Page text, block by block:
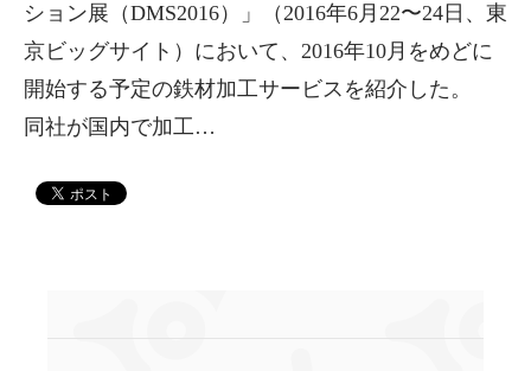
ション展（DMS2016）」（2016年6月22〜24日、東
京ビッグサイト）において、2016年10月をめどに
開始する予定の鉄材加工サービスを紹介した。
同社が国内で加工…